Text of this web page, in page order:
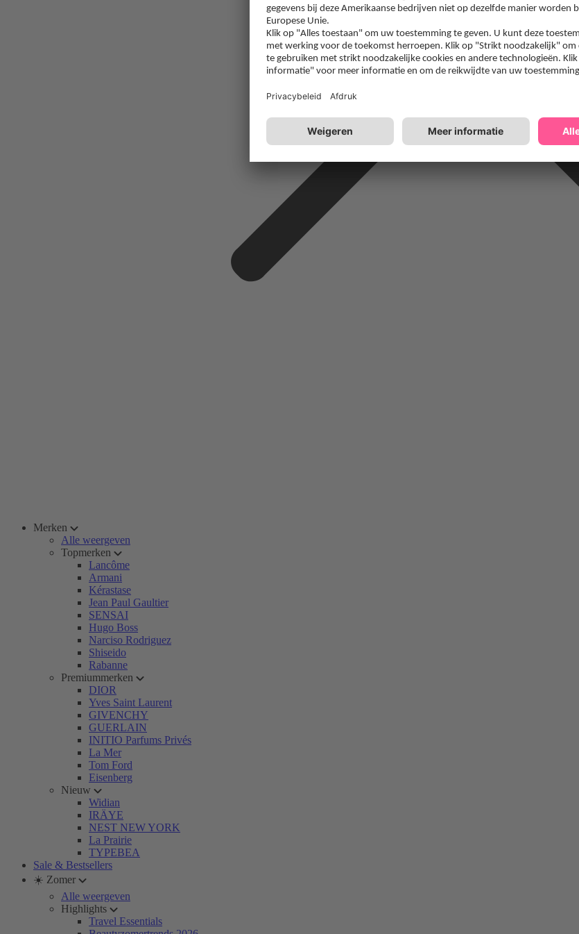
Merken
Alle weergeven
Topmerken
Lancôme
Armani
Kérastase
Jean Paul Gaultier
SENSAI
Hugo Boss
Narciso Rodriguez
Shiseido
Rabanne
Premiummerken
DIOR
Yves Saint Laurent
GIVENCHY
GUERLAIN
INITIO Parfums Privés
La Mer
Tom Ford
Eisenberg
Nieuw
Widian
IRÄYE
NEST NEW YORK
La Prairie
TYPEBEA
Sale & Bestsellers
☀️ Zomer
Alle weergeven
Highlights
Travel Essentials